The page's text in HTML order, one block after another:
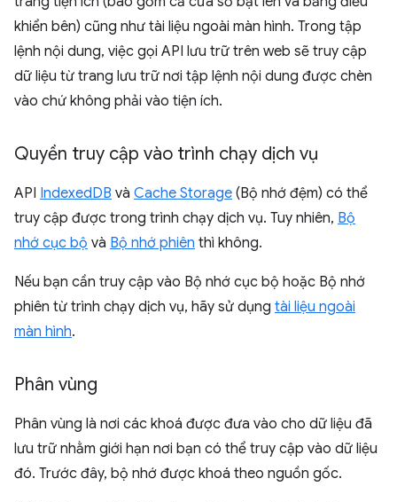
khiển bên) cũng như tài liệu ngoài màn hình. Trong tập
lệnh nội dung, việc gọi API lưu trữ trên web sẽ truy cập
dữ liệu từ trang lưu trữ nơi tập lệnh nội dung được chèn
vào chứ không phải vào tiện ích.
Quyền truy cập vào trình chạy dịch vụ
API IndexedDB và Cache Storage (Bộ nhớ đệm) có thể
truy cập được trong trình chạy dịch vụ. Tuy nhiên, Bộ
nhớ cục bộ và Bộ nhớ phiên thì không.
Nếu bạn cần truy cập vào Bộ nhớ cục bộ hoặc Bộ nhớ
phiên từ trình chạy dịch vụ, hãy sử dụng tài liệu ngoài
màn hình.
Phân vùng
Phân vùng là nơi các khoá được đưa vào cho dữ liệu đã
lưu trữ nhằm giới hạn nơi bạn có thể truy cập vào dữ liệu
đó. Trước đây, bộ nhớ được khoá theo nguồn gốc.